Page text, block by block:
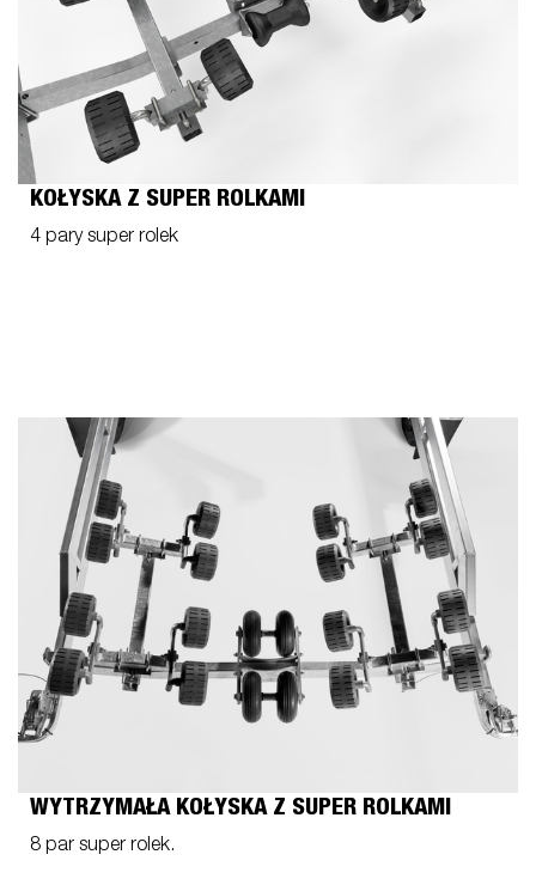
KOŁYSKA Z SUPER ROLKAMI
4 pary super rolek
WYTRZYMAŁA KOŁYSKA Z SUPER ROLKAMI
8 par super rolek.